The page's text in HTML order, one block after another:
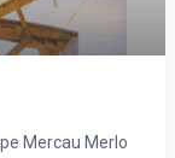
Mercau Merlo